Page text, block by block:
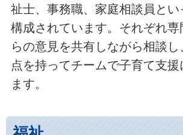
祉士、事務職、家庭相談員と
構成されています。それぞれ
らの意見を共有しながら相談し
点を持ってチームで子育て支
ます。